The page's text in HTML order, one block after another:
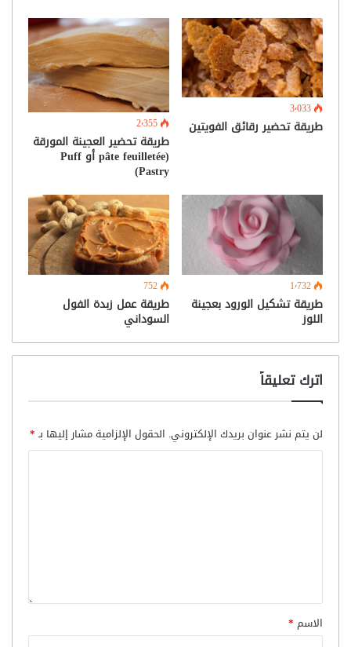
3٬033
طريقة تحضير رقائق الفويتين 2٬355
طريقة تحضير العجينة المورقة
(pâte feuilletée أو Puff
Pastry)
1٬732
طريقة تشكيل الورود بعجينة
اللوز
752
طريقة عمل زبدة الفول
السوداني
اترك تعليقاً
لن يتم نشر عنوان بريدك الإلكتروني. الحقول الإلزامية مشار إليها بـ*
الاسم *